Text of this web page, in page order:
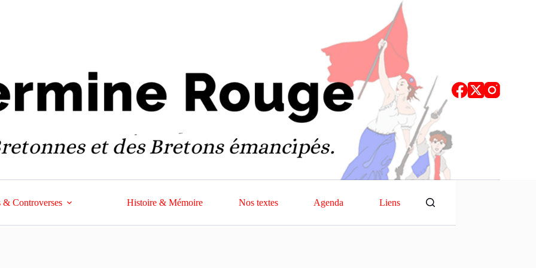
& Controverses Histoire & Mémoire Nos textes Agenda Liens